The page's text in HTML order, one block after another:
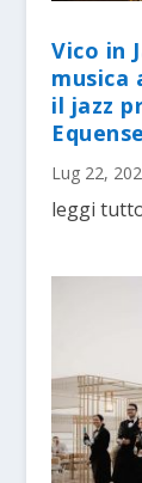
Vico in
musica
il jazz
Lug 22,
leggi